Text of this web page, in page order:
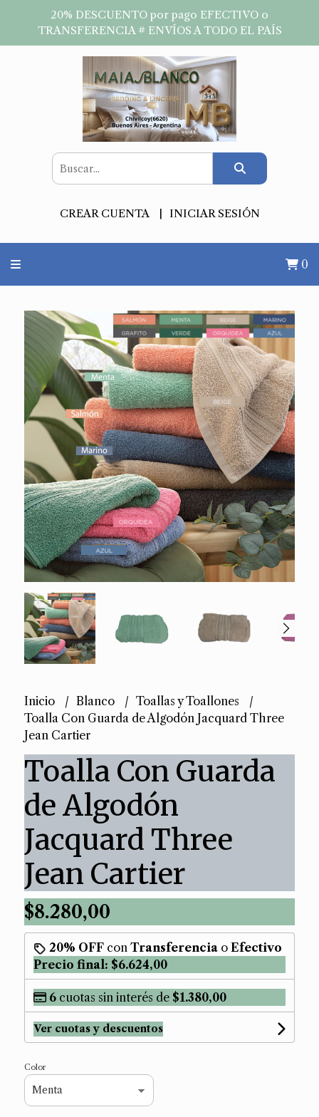
20% DESCUENTO por pago EFECTIVO o
TRANSFERENCIA # ENVÍOS A TODO EL PAÍS
CREAR CUENTA INICIAR SESIÓN
0
Inicio Blanco
Toallas y Toallones
Toalla Con Guarda de Algodón Jacquard Three
Jean Cartier
Toalla Con Guarda
de Algodón
Jacquard Three
Jean Cartier
$8.280,00
20% OFFcon Transferenciao Efectivo
Precio final: $6.624,00
6cuotas sin interés de $1.380,00
Ver cuotas y descuentos
Color